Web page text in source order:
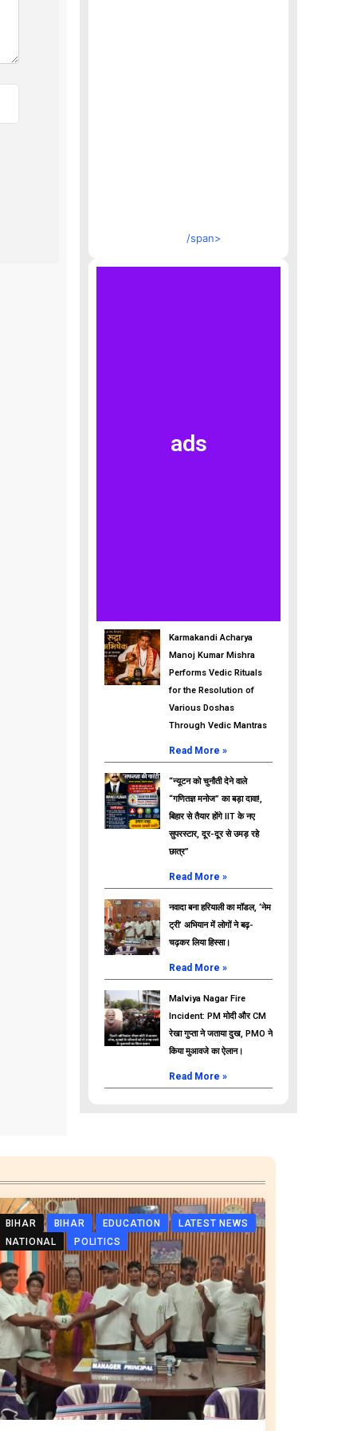
/span>
ads
Karmakandi Acharya
Manoj Kumar Mishra
Performs Vedic Rituals
for the Resolution of
Various Doshas
Through Vedic Mantras
Read More »
“न्यूटन को चुनौती देने वाले
“गणितज्ञ मनोज” का बड़ा दावा!,
बिहार से तैयार होंगे IIT के नए
सुपरस्टार, दूर-दूर से उमड़ रहे
छात्र”
Read More »
नवादा बना हरियाली का मॉडल, ‘नेम
ट्री’ अभियान में लोगों ने बढ़-
चढ़कर लिया हिस्सा।
Read More »
Malviya Nagar Fire
Incident: PM मोदी और CM
रेखा गुप्ता ने जताया दुख, PMO ने
किया मुआवजे का ऐलान।
Read More »
BIHAR BIHAR EDUCATION
LATEST NEWS
NATIONAL
POLITICS